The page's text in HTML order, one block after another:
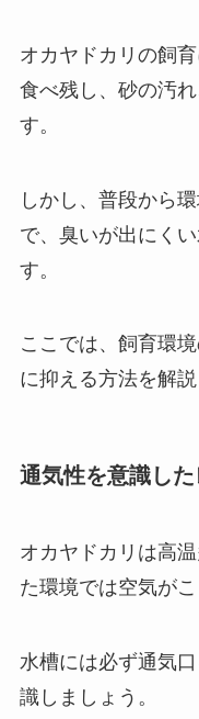
オカヤドカリの飼
食べ残し、砂の汚
す。
しかし、普段から
で、臭いが出にく
す。
ここでは、飼育環
に抑える方法を解説
通気性を意識した
オカヤドカリは高
た環境では空気が
水槽には必ず通気
識しましょう。